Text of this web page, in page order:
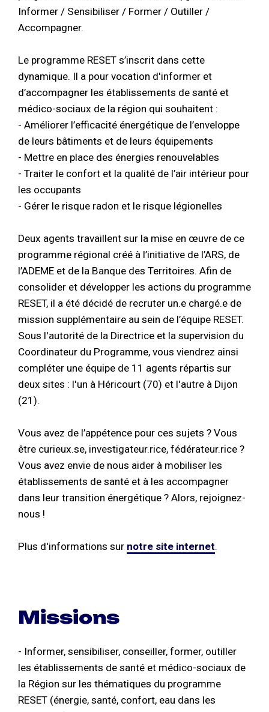
Informer / Sensibiliser / Former / Outiller /
Accompagner.
Le programme RESET s’inscrit dans cette
dynamique. Il a pour vocation d'informer et
d’accompagner les établissements de santé et
médico-sociaux de la région qui souhaitent :
- Améliorer l’efficacité énergétique de l’enveloppe
de leurs bâtiments et de leurs équipements
- Mettre en place des énergies renouvelables
- Traiter le confort et la qualité de l’air intérieur pour
les occupants
- Gérer le risque radon et le risque légionelles
Deux agents travaillent sur la mise en œuvre de ce
programme régional créé à l’initiative de l’ARS, de
l’ADEME et de la Banque des Territoires. Afin de
consolider et développer les actions du programme
RESET, il a été décidé de recruter un.e chargé.e de
mission supplémentaire au sein de l’équipe RESET.
Sous l'autorité de la Directrice et la supervision du
Coordinateur du Programme, vous viendrez ainsi
compléter une équipe de 11 agents répartis sur
deux sites : l'un à Héricourt (70) et l'autre à Dijon
(21).
Vous avez de l’appétence pour ces sujets ? Vous
être curieux.se, investigateur.rice, fédérateur.rice ?
Vous avez envie de nous aider à mobiliser les
établissements de santé et à les accompagner
dans leur transition énergétique ? Alors, rejoignez-
nous !
Plus d'informations sur notre site internet.
Missions
- Informer, sensibiliser, conseiller, former, outiller
les établissements de santé et médico-sociaux de
la Région sur les thématiques du programme
RESET (énergie, santé, confort, eau dans les